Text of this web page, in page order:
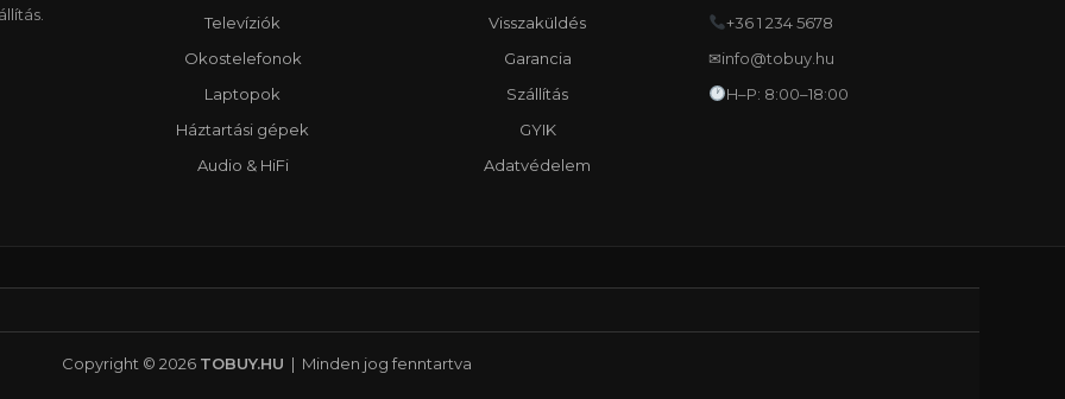
Televíziók
Okostelefonok
Laptopok
Háztartási gépek
Audio & HiFi
Visszaküldés
Garancia
Szállítás
GYIK
Adatvédelem
+36 1 234 5678
✉info@tobuy.hu
H–P: 8:00–18:00
Copyright © 2026 TOBUY.HU | Minden jog fenntartva